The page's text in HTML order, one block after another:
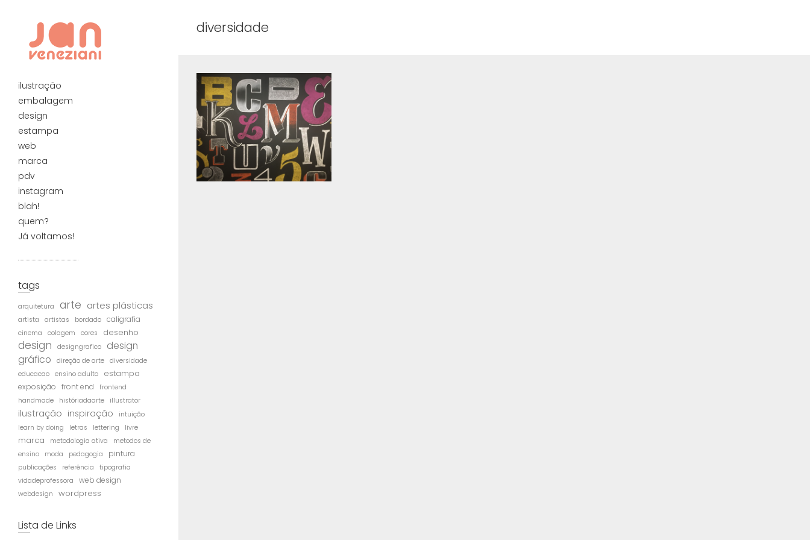
ilustração
embalagem
design
estampa
web
marca
pdv
instagram
blah!
quem?
Já voltamos!
diversidade
tags
arquitetura arte artes plásticas
artista artistas bordado caligrafia
cinema colagem cores desenho
design designgrafico
design
gráfico
direção de arte diversidade
educacao ensino adulto estampa
exposição front end
frontend
handmade
históriadaarte illustrator
ilustração inspiração
intuição
learn by doing
letras lettering livre
marca metodologia ativa
metodos de
ensino
moda pedagogia pintura
publicações referência
tipografia
vidadeprofessora
web design
webdesign wordpress
Lista de Links